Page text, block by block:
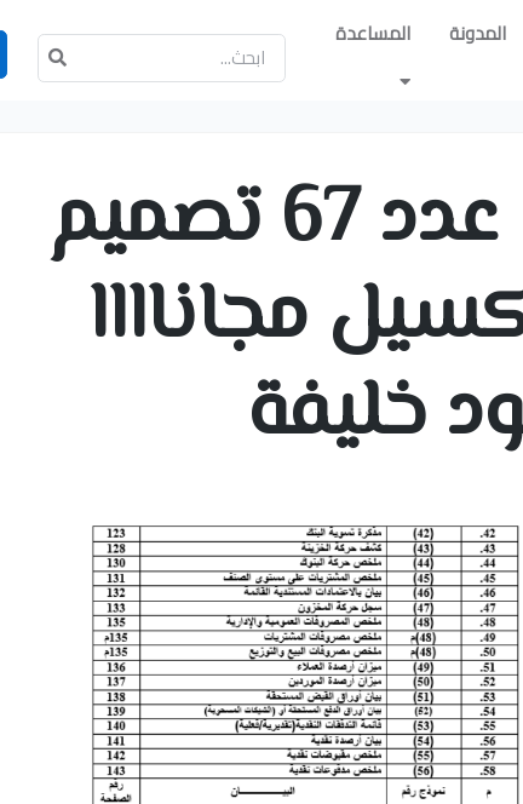
المدونة المساعدة
للمحاسبين فقط - عدد 67 تصميم
مجاناااا
خليفة